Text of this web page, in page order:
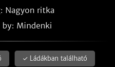
Nagyon ritka
by: Mindenki
✓ Ládákban található